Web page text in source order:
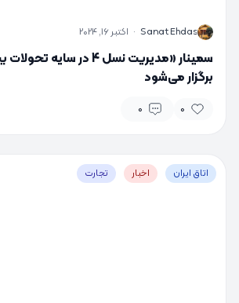
S
Sanat Ehdas
· اکتبر 16, 2024
برگزار می‌شود
0
0
اتاق ایران اخبار تجارت